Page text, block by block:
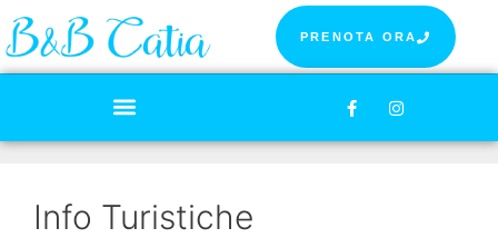
PRENOTA ORA
Info Turistiche